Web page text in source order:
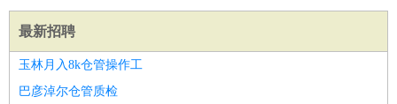
最新招聘
玉林月入8k仓管操作工
巴彦淖尔仓管质检